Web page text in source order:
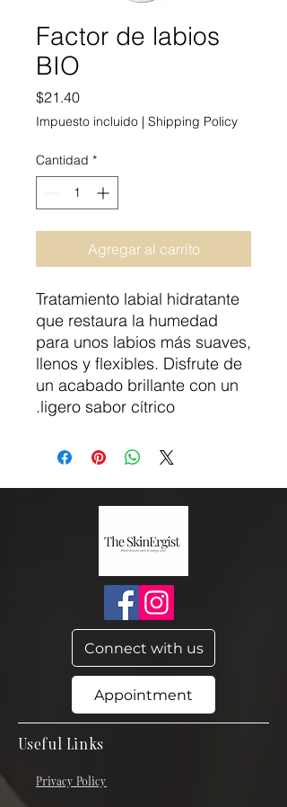
Factor de labios
BIO
$21.40Precio
Impuesto incluido | Shipping Policy
Cantidad *
Agregar al carrito
Tratamiento labial hidratante
que restaura la humedad
para unos labios más suaves,
llenos y flexibles. Disfrute de
un acabado brillante con un
ligero sabor cítrico.
Connect with us
Appointment
Useful Links
Privacy Policy